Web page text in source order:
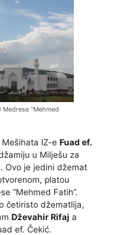
Medrese "Mehmed
IZ-e Fuad ef.
u Milješu za
Ovo je jedini džemat
platou
“Mehmed Fatih”.
četiristo džematlija,
Dževahir Rifaj a
ef. Čekić.